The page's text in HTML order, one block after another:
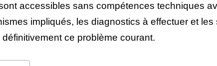
accessibles sans compétences techniques
impliqués, les diagnostics à effectuer et les
ce problème courant.